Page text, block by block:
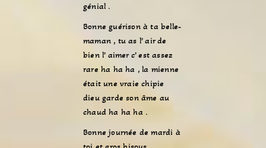
génial .
Bonne guérison à ta belle-
maman , tu as l’ air de
bien l’ aimer c’ est assez
rare ha ha ha , la mienne
était une vraie chipie
dieu garde son âme au
chaud ha ha ha .
Bonne journée de mardi à